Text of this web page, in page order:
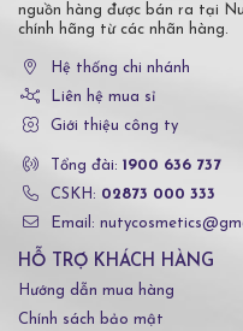
nguồn hàng được bán ra tại
chính hãng từ các nhãn hàng.
Hệ thống chi nhánh
Liên hệ mua sỉ
Giới thiệu công ty
Tổng đài: 1900 636 737
CSKH: 02873 000 333
Email:
HỖ TRỢ KHÁCH HÀNG
Hướng dẫn mua hàng
Chính sách bảo mật